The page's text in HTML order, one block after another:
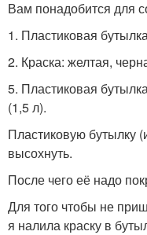
Вам понадобится для
1. Пластиковая
2. Краска: желтая,
5. Пластиковая
(1,5 л).
Пластиковую бутылку
высохнуть.
После чего её надо
Для того чтобы не
я налила краску в